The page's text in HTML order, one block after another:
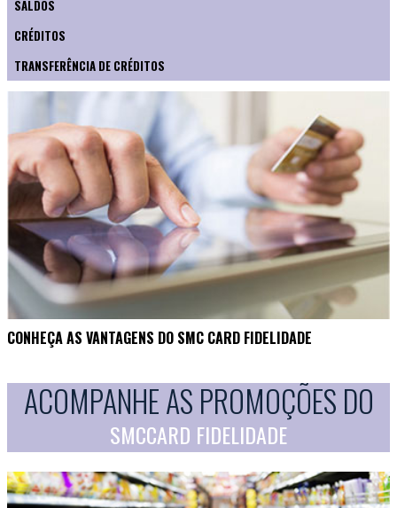
SALDOS
CRÉDITOS
TRANSFERÊNCIA DE CRÉDITOS
CONHEÇA AS VANTAGENS DO SMC CARD FIDELIDADE
ACOMPANHE AS PROMOÇÕES DO
SMCCARD FIDELIDADE